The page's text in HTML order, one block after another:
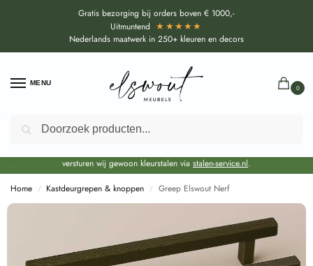
Gratis bezorging bij orders boven € 1000,-
Uitmuntend ★★★★★
Nederlands maatwerk in 250+ kleuren en decors
MENU
0
Door de bouwvakperiode geldt voor alle collecties momenteel een EXTRA
levertijd van circa 3-4 weken bovenop de reguliere levertijd.
versturen wij gewoon kleurstalen via stalen-service.nl.
Home / Kastdeurgrepen & knoppen / Greep Elswout Nerf